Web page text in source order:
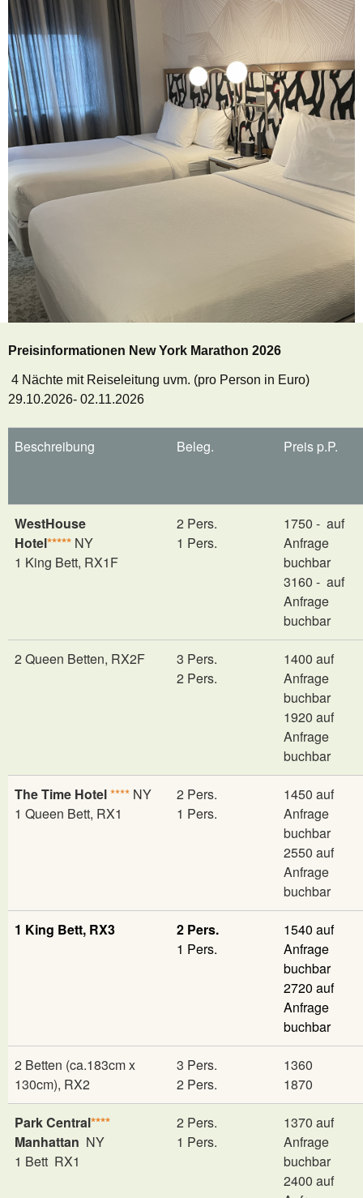
Preisinformationen New York Marathon 2026
4 Nächte mit Reiseleitung uvm. (pro Person in Euro)
29.10.2026- 02.11.2026
Beschreibung Beleg. Preis p.P.
WestHouse
Hotel***** NY
1 King Bett, RX1F
2 Pers.
1 Pers.
1750 - auf
Anfrage
buchbar
3160 - auf
Anfrage
buchbar
2 Queen Betten, RX2F
3 Pers.
2 Pers.
1400 auf
Anfrage
buchbar
1920 auf
Anfrage
buchbar
The Time Hotel**** NY
1 Queen Bett, RX1
2 Pers.
1 Pers.
1450 auf
Anfrage
buchbar
2550 auf
Anfrage
buchbar
1 King Bett, RX3
2 Pers.
1 Pers.
1540 auf
Anfrage
buchbar
2720 auf
Anfrage
buchbar
2 Betten (ca.183cm x
130cm), RX2
3 Pers.
2 Pers.
1360
1870
Park Central****
Manhattan NY
1 Bett RX1
2 Pers.
1 Pers.
1370 auf
Anfrage
buchbar
2400 auf